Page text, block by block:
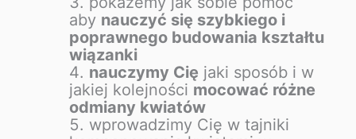
aby nauczyć się szybkiego i
poprawnego budowania kształtu
wiązanki
nauczymy Cię jaki sposób i w
jakiej kolejności mocować różne
odmiany kwiatów
wprowadzimy Cię w tajniki